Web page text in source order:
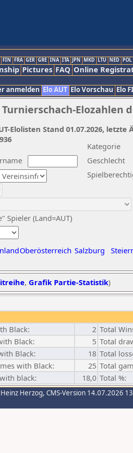
FIN FRA GER GRE INA ITA JPN MKD LTU NED POL
Pictures FAQ Online
anmelden Elo AUT Elo Vorschau Elo
Elozahlen
Kategorie
Geschlecht
Spieler (Land=AUT)
Oberösterreich Salzburg
Elolisten Stand 01.07.2026,
, Grafik Partie-Statistik)
Black: 2 Total
Black: 5 Total
Black: 18 Total
with Black: 25 Total
black: 18,0 Total %:
Herzog, CMS-Version 14.07.2026